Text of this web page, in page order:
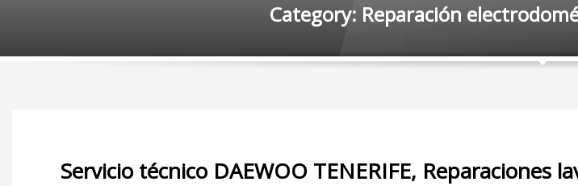
Category: Reparación
Servicio técnico DAEWOO TENERIFE, Reparaciones